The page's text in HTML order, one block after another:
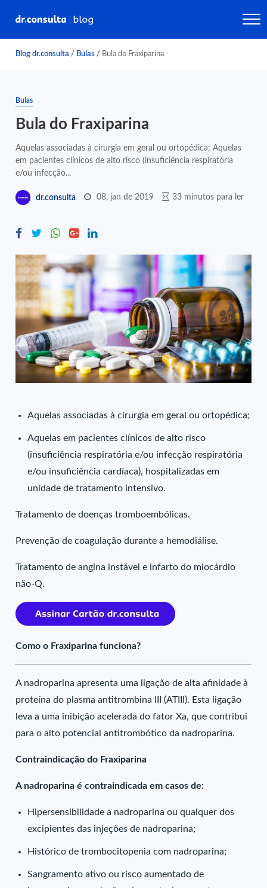
Blog dr.consulta / Bulas / Bula do Fraxiparina
Bulas
Bula do Fraxiparina
Aquelas associadas à cirurgia em geral ou ortopédica; Aquelas
em pacientes clínicos de alto risco (insuficiência respiratória
e/ou infecção...
dr.consulta 08, jan de 2019 33 minutos para ler
Aquelas associadas à cirurgia em geral ou ortopédica;
Aquelas em pacientes clínicos de alto risco
(insuficiência respiratória e/ou infecção respiratória
e/ou insuficiência cardíaca), hospitalizadas em
unidade de tratamento intensivo.
Tratamento de doenças tromboembólicas.
Prevenção de coagulação durante a hemodiálise.
Tratamento de angina instável e infarto do miocárdio
não-Q.
Como o Fraxiparina funciona?
A nadroparina apresenta uma ligação de alta afinidade à
proteína do plasma antitrombina III (ATIII). Esta ligação
leva a uma inibição acelerada do fator Xa, que contribui
para o alto potencial antitrombótico da nadroparina.
Contraindicação do Fraxiparina
A nadroparina é contraindicada em casos de:
Hipersensibilidade a nadroparina ou qualquer dos
excipientes das injeções de nadroparina;
Histórico de trombocitopenia com nadroparina;
Sangramento ativo ou risco aumentado de